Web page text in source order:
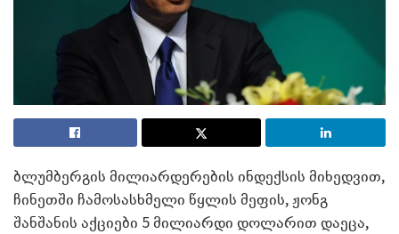
ბლუმბერგის მილიარდერების ინდექსის მიხედვით,
ჩინეთში ჩამოსასხმელი წყლის მეფის, ჟონგ
შანშანის აქციები 5 მილიარდი დოლარით დაეცა,